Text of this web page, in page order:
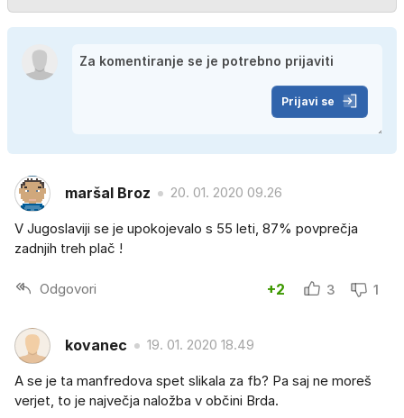
Prijavi se
maršal Broz 20. 01. 2020 09.26
V Jugoslaviji se je upokojevalo s 55 leti, 87% povprečja
zadnjih treh plač !
Odgovori +2 3 1
kovanec 19. 01. 2020 18.49
A se je ta manfredova spet slikala za fb? Pa saj ne moreš
verjet, to je največja naložba v občini Brda.